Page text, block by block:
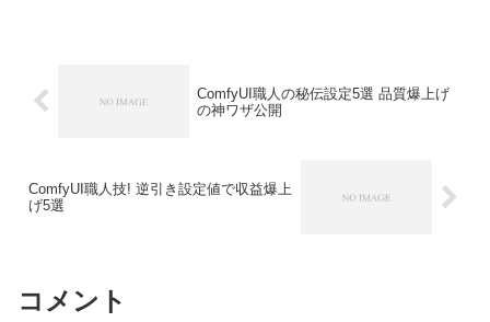
ComfyUI職人の秘伝設定5選 品質爆上げ
の神ワザ公開
ComfyUI職人技! 逆引き設定値で収益爆上
げ5選
コメント